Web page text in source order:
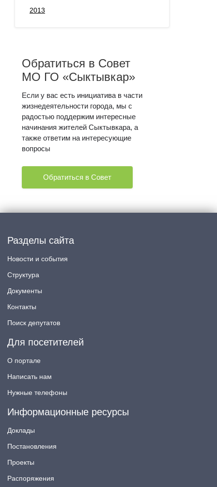
2013
Обратиться в Совет
МО ГО «Сыктывкар»
Если у вас есть инициатива в части
жизнедеятельности города, мы с
радостью поддержим интересные
начинания жителей Сыктывкара, а
также ответим на интересующие
вопросы
Обратиться в Совет
Разделы сайта
Новости и события
Структура
Документы
Контакты
Поиск депутатов
Для посетителей
О портале
Написать нам
Нужные телефоны
Информационные ресурсы
Доклады
Постановления
Проекты
Распоряжения